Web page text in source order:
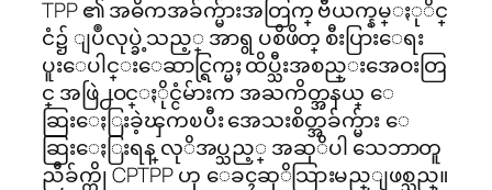
TPP ၏ အဓိကအခ်က္မ်ားအတြက္ ဗီယက္နမ္ႏုိင္
ငံ၌ ျပဳလုပ္ခဲ့သည့္ အာရွ ပစိဖိတ္ စီးပြားေရး
ပူးေပါင္းေဆာင္ရြက္မႈ ထိပ္သီးအစည္းအေဝးတြ
င္ အဖြဲ႕ဝင္ႏိုင္ငံမ်ားက အႀကိတ္အနယ္ ေ
ဆြးေႏြးခဲ့ၾကၿပီး အေသးစိတ္အခ်က္မ်ား ေ
ဆြးေႏြးရန္ လုိအပ္သည့္ အဆုိပါ သေဘာတူ
ညီခ်က္ကို CPTPP ဟု ေခၚဆုိသြားမည္ျဖစ္သည္။